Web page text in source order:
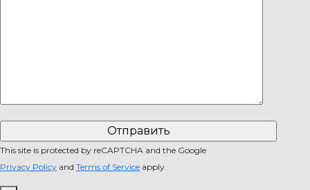
This site is protected by reCAPTCHA and the Google
Privacy Policy and Terms of Service apply.